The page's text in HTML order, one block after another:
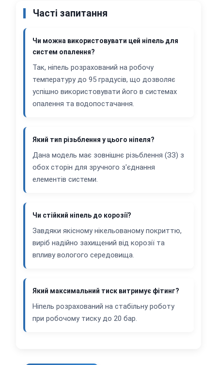
Часті запитання
Чи можна використовувати цей ніпель для
систем опалення?
Так, ніпель розрахований на робочу
температуру до 95 градусів, що дозволяє
успішно використовувати його в системах
опалення та водопостачання.
Який тип різьблення у цього ніпеля?
Дана модель має зовнішнє різьблення (ЗЗ) з
обох сторін для зручного з'єднання
елементів системи.
Чи стійкий ніпель до корозії?
Завдяки якісному нікельованому покриттю,
виріб надійно захищений від корозії та
впливу вологого середовища.
Який максимальний тиск витримує фітинг?
Ніпель розрахований на стабільну роботу
при робочому тиску до 20 бар.